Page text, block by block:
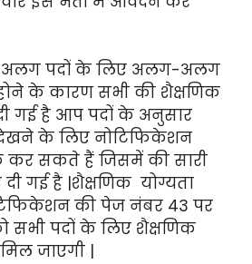
अलग पदों के लिए अलग-अलग
के कारण सभी की शैक्षणिक
गई है आप पदों के अनुसार
देखने के लिए नोटिफिकेशन
कर सकते हैं जिसमें की सारी
दी गई है |शैक्षणिक योग्यता
की पेज नंबर 43 पर
सभी पदों के लिए शैक्षणिक
जाएगी |